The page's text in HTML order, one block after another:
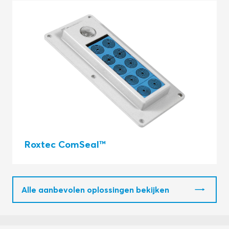
Roxtec ComSeal™
Alle aanbevolen oplossingen bekijken